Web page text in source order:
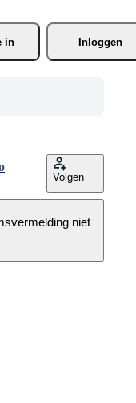
in Inloggen
Volgen
niet